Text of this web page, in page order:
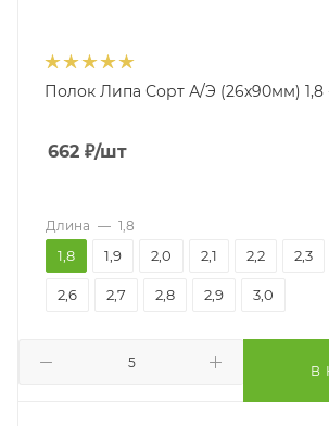
Полок Липа Сорт А/Э (26х90мм) 1,8
662 ₽/шт
В
Длина — 1,8
1,8 1,9 2,0 2,1 2,2 2,3
2,6 2,7 2,8 2,9 3,0